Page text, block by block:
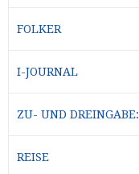
FOLKER
I-JOURNAL
ZU- UND DREINGABE:
REISE